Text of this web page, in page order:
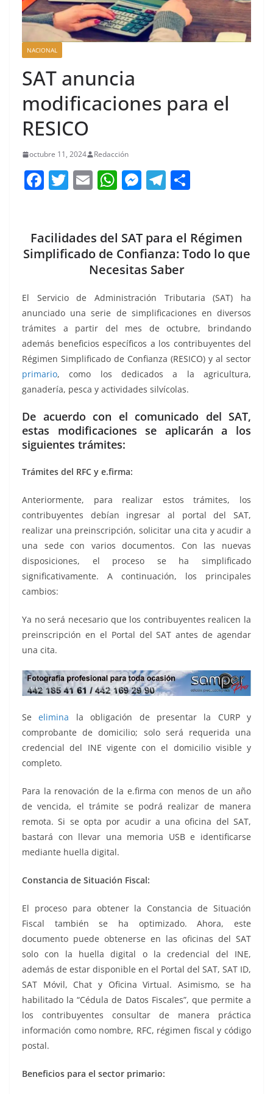
NACIONAL
SAT anuncia
modificaciones para el
RESICO
octubre 11, 2024 Redacción
F
e
b
o
k
T
er
E
l
W
s
A
p
p
M
e
n
g
er
T
gr
a
m
p
ar
Facilidades del SAT para el Régimen
Simplificado de Confianza: Todo lo que
Necesitas Saber
El Servicio de Administración Tributaria (SAT) ha
anunciado una serie de simplificaciones en diversos
trámites a partir del mes de octubre, brindando
además beneficios específicos a los contribuyentes del
Régimen Simplificado de Confianza (RESICO) y al sector
primario, como los dedicados a la agricultura,
ganadería, pesca y actividades silvícolas.
De acuerdo con el comunicado del SAT,
estas modificaciones se aplicarán a los
siguientes trámites:
Trámites del RFC y e.firma:
Anteriormente, para realizar estos trámites, los
contribuyentes debían ingresar al portal del SAT,
realizar una preinscripción, solicitar una cita y acudir a
una sede con varios documentos. Con las nuevas
disposiciones, el proceso se ha simplificado
significativamente. A continuación, los principales
cambios:
Ya no será necesario que los contribuyentes realicen la
preinscripción en el Portal del SAT antes de agendar
una cita.
Seelimina la obligación de presentar la CURP y
comprobante de domicilio; solo será requerida una
credencial del INE vigente con el domicilio visible y
completo.
Para la renovación de la e.firma con menos de un año
de vencida, el trámite se podrá realizar de manera
remota. Si se opta por acudir a una oficina del SAT,
bastará con llevar una memoria USB e identificarse
mediante huella digital.
Constancia de Situación Fiscal:
El proceso para obtener la Constancia de Situación
Fiscal también se ha optimizado. Ahora, este
documento puede obtenerse en las oficinas del SAT
solo con la huella digital o la credencial del INE,
además de estar disponible en el Portal del SAT, SAT ID,
SAT Móvil, Chat y Oficina Virtual. Asimismo, se ha
habilitado la “Cédula de Datos Fiscales”, que permite a
los contribuyentes consultar de manera práctica
información como nombre, RFC, régimen fiscal y código
postal.
Beneficios para el sector primario: